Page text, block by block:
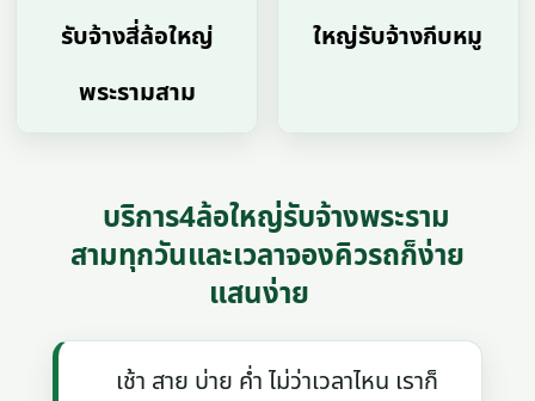
รับจ้างสี่ล้อใหญ่
พระรามสาม
ใหญ่รับจ้างกีบหมู
บริการ4ล้อใหญ่รับจ้างพระราม
สามทุกวันและเวลาจองคิวรถก็ง่าย
แสนง่าย
เช้า สาย บ่าย ค่ำ ไม่ว่าเวลาไหน เราก็